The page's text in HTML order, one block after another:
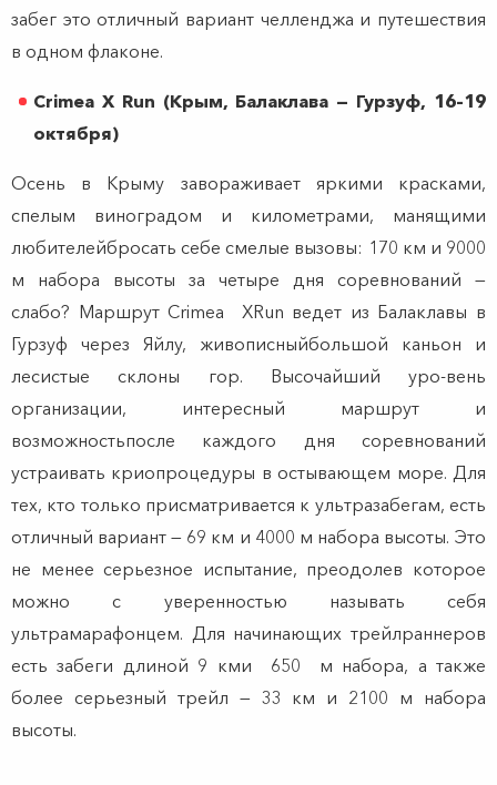
забег это отличный вариант челленджа и путешествия
в одном флаконе.
Crimea X Run (Крым, Балаклава — Гурзуф, 16–19
октября)
Осень в Крыму завораживает яркими красками,
спелым виноградом и километрами, манящими
любителейбросать себе смелые вызовы: 170 км и 9000
м набора высоты за четыре дня соревнований —
слабо? Маршрут Crimea XRun ведет из Балаклавы в
Гурзуф через Яйлу, живописныйбольшой каньон и
лесистые склоны гор. Высочайший уро-вень
организации, интересный маршрут и
возможностьпосле каждого дня соревнований
устраивать криопроцедуры в остывающем море. Для
тех, кто только присматривается к ультразабегам, есть
отличный вариант — 69 км и 4000 м набора высоты. Это
не менее серьезное испытание, преодолев которое
можно с уверенностью называть себя
ультрамарафонцем. Для начинающих трейлраннеров
есть забеги длиной 9 кми 650 м набора, а также
более серьезный трейл — 33 км и 2100 м набора
высоты.